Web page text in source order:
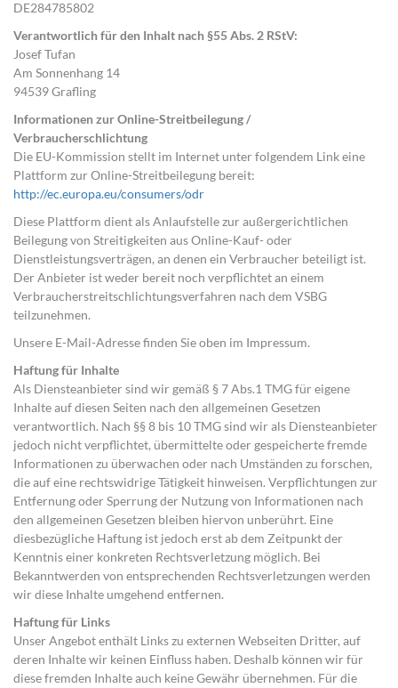
DE284785802
Verantwortlich für den Inhalt nach §55 Abs. 2 RStV:
Josef Tufan
Am Sonnenhang 14
94539 Grafling
Informationen zur Online-Streitbeilegung /
Verbraucherschlichtung
Die EU-Kommission stellt im Internet unter folgendem Link eine
Plattform zur Online-Streitbeilegung bereit:
http://ec.europa.eu/consumers/odr
Diese Plattform dient als Anlaufstelle zur außergerichtlichen
Beilegung von Streitigkeiten aus Online-Kauf- oder
Dienstleistungsverträgen, an denen ein Verbraucher beteiligt ist.
Der Anbieter ist weder bereit noch verpflichtet an einem
Verbraucherstreitschlichtungsverfahren nach dem VSBG
teilzunehmen.
Unsere E-Mail-Adresse finden Sie oben im Impressum.
Haftung für Inhalte
Als Diensteanbieter sind wir gemäß § 7 Abs.1 TMG für eigene
Inhalte auf diesen Seiten nach den allgemeinen Gesetzen
verantwortlich. Nach §§ 8 bis 10 TMG sind wir als Diensteanbieter
jedoch nicht verpflichtet, übermittelte oder gespeicherte fremde
Informationen zu überwachen oder nach Umständen zu forschen,
die auf eine rechtswidrige Tätigkeit hinweisen. Verpflichtungen zur
Entfernung oder Sperrung der Nutzung von Informationen nach
den allgemeinen Gesetzen bleiben hiervon unberührt. Eine
diesbezügliche Haftung ist jedoch erst ab dem Zeitpunkt der
Kenntnis einer konkreten Rechtsverletzung möglich. Bei
Bekanntwerden von entsprechenden Rechtsverletzungen werden
wir diese Inhalte umgehend entfernen.
Haftung für Links
Unser Angebot enthält Links zu externen Webseiten Dritter, auf
deren Inhalte wir keinen Einfluss haben. Deshalb können wir für
diese fremden Inhalte auch keine Gewähr übernehmen. Für die